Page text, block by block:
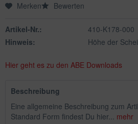
Merken Bewerten
Artikel-Nr.:
410-K178-000
Hinweis:
Höhe der
Hier geht es zu den ABE Downloads
Beschreibung
Eine allgemeine Beschreibung zum
Standard Form findest Du hier... mehr